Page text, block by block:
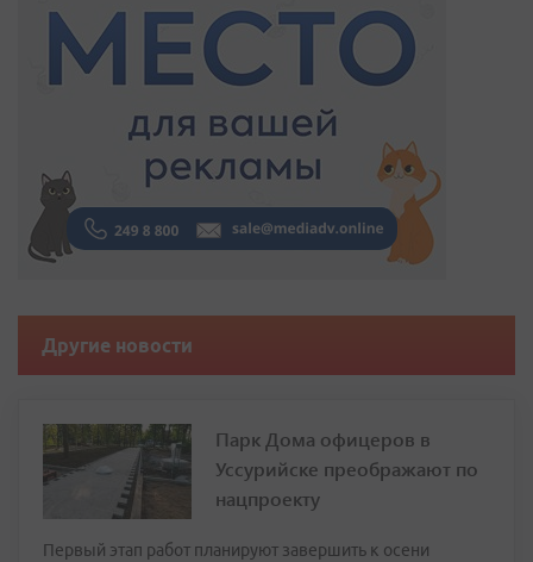
Другие новости
Парк Дома офицеров в
Уссурийске преображают по
нацпроекту
Первый этап работ планируют завершить к осени